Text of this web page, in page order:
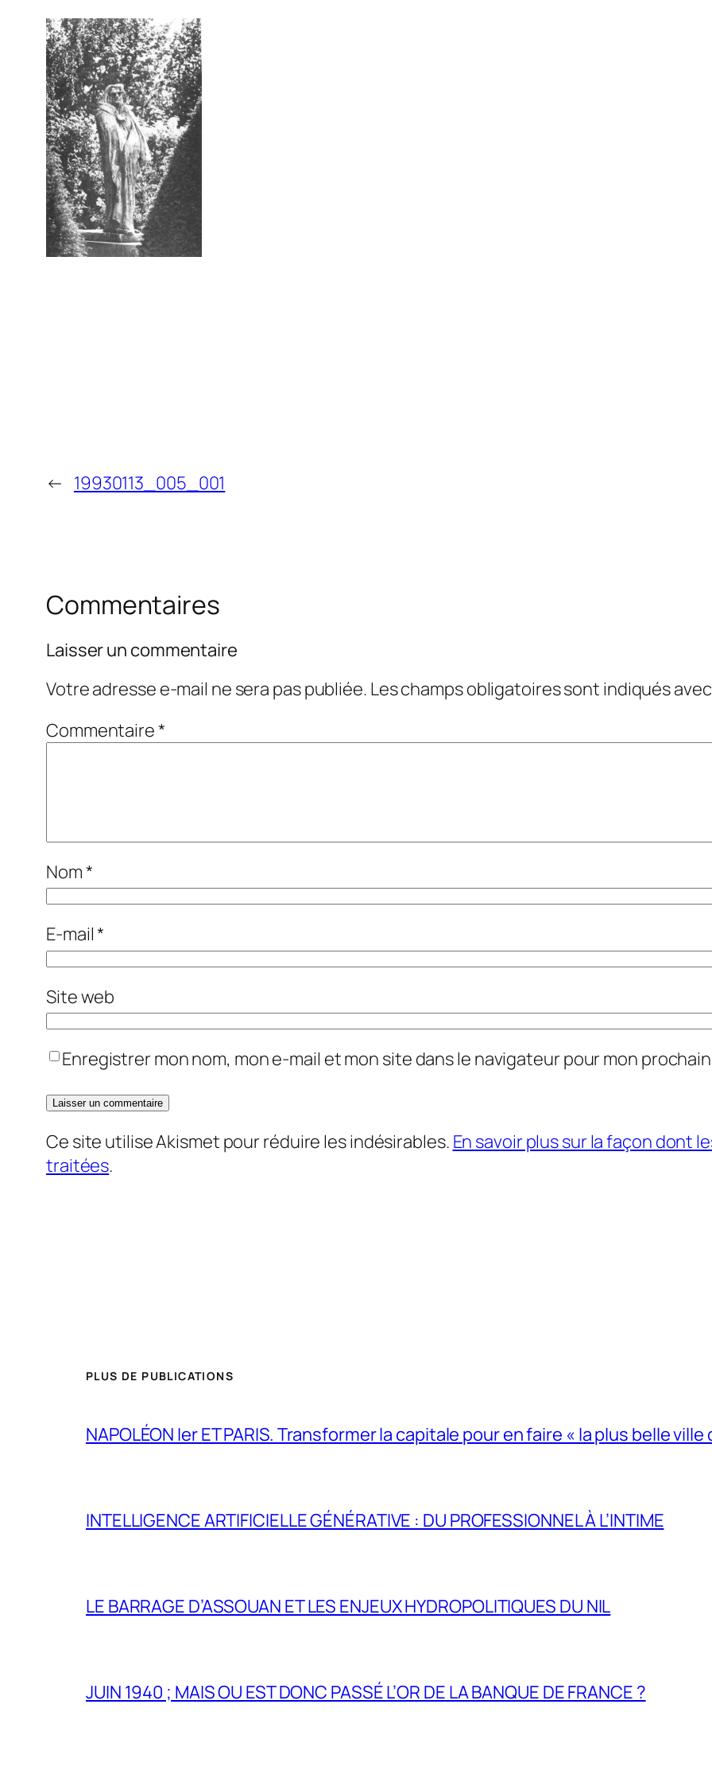
← 19930113_005_001
Commentaires
Laisser un commentaire
Votre adresse e-mail ne sera pas publiée. Les champs obligatoires sont indiqués
Commentaire*
Nom*
E-mail*
Site web
Enregistrer mon nom, mon e-mail et mon site dans le navigateur pour mon
Ce site utilise Akismet pour réduire les indésirables. En savoir plus sur la façon dont
traitées.
PLUS DE PUBLICATIONS
NAPOLÉON Ier ET PARIS. Transformer la capitale pour en faire « la plus belle
INTELLIGENCE ARTIFICIELLE GÉNÉRATIVE : DU PROFESSIONNEL À L’INTIME
LE BARRAGE D’ASSOUAN ET LES ENJEUX HYDROPOLITIQUES DU NIL
JUIN 1940 ; MAIS OU EST DONC PASSÉ L’OR DE LA BANQUE DE FRANCE ?